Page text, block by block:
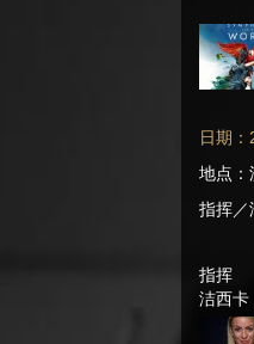
日期
地点：
指挥／
指挥
洁西卡